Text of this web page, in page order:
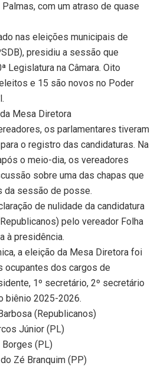
com um atraso de quase
nas eleições municipais de
presidiu a sessão que
Legislatura na Câmara. Oito
e 15 são novos no Poder
Mesa Diretora
os parlamentares tiveram
o registro das candidaturas. Na
o meio-dia, os vereadores
sobre uma das chapas que
da sessão de posse.
de nulidade da candidatura
pelo vereador Folha
à presidência.
a eleição da Mesa Diretora foi
ocupantes dos cargos de
1º secretário, 2º secretário
biênio 2025-2026.
(Republicanos)
Júnior (PL)
Borges (PL)
Zé Branquim (PP)